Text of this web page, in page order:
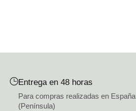
Entrega en 48 horas
Para compras realizadas en España
(Península)